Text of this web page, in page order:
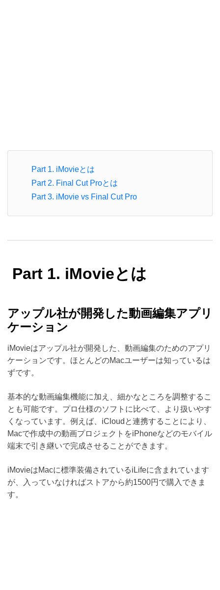
Part 1. iMovieとは
Part 2. Final Cut Proとは
Part 3. iMovie vs Final Cut Pro
Part 1. iMovieとは
アップル社が開発した動画編集アプリ
ケーション
iMovieはアップル社が開発した、動画編集のためのアプリ
ケーションです。ほとんどのMacユーザーは知っているは
ずです。
基本的な動画編集機能に加え、細かなところを調整するこ
とも可能です。プロ仕様のソフトに比べて、より扱いやす
くなっています。例えば、iCloudと連携することにより、
Macで作成中の動画プロジェクトをiPhoneなどのモバイル
端末で引き継いで完成させることができます。
iMovieはMacに標準装備されているiLifeに含まれています
が、入っていなければストアから約1500円で購入できま
す。